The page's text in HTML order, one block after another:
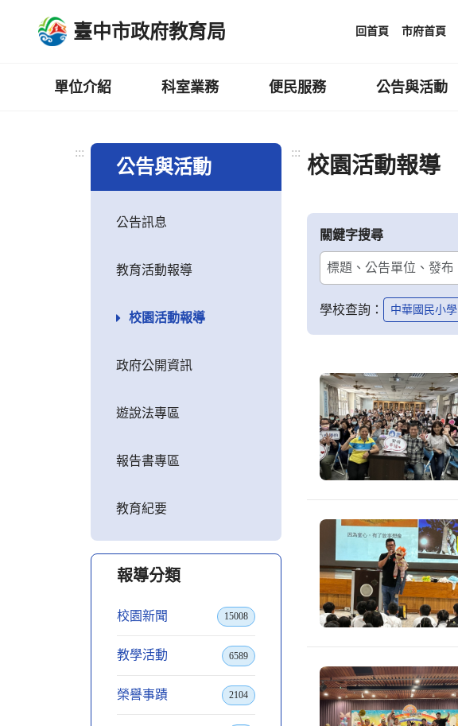
臺中市政府教育局 回首頁 市府首頁
單位介紹 科室業務 便民服務 公告與活動
:::
公告與活動
公告訊息
教育活動報導
校園活動報導
政府公開資訊
遊說法專區
報告書專區
教育紀要
報導分類
校園新聞 15008
教學活動 6589
榮譽事蹟 2104
:::
校園活動報導
關鍵字搜尋
學校查詢： 中華國民小學